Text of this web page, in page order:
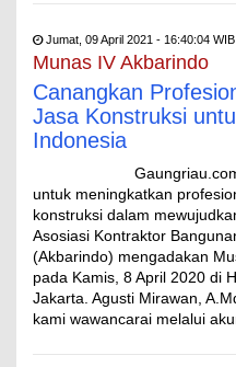
Jumat, 09 April 2021 - 16:40:04 WIB
Munas IV Akbarindo
Canangkan
Jasa Konstruksi
Indonesia
untuk meningkatkan
konstruksi dalam
Asosiasi Kontraktor
(Akbarindo) mengadakan
pada Kamis, 8 April 2020 di
Jakarta. Agusti Mirawan,
kami wawancarai melalui